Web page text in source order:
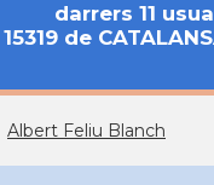
darrers 11
de
Albert Feliu Blanch